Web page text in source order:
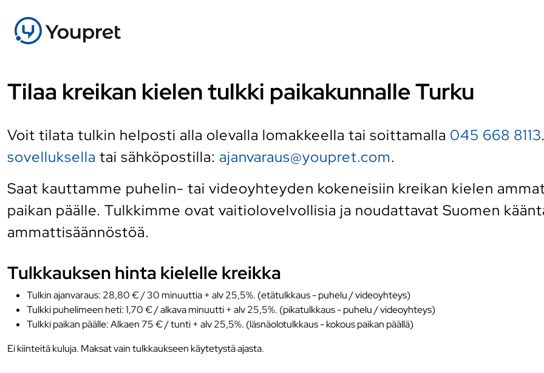
Tilaa kreikan kielen tulkki paikakunnalle Turku
Voit tilata tulkin helposti alla olevalla lomakkeella tai soittamalla 045 668 8113
sovelluksella tai sähköpostilla: ajanvaraus@youpret.com.
Saat kauttamme puhelin- tai videoyhteyden kokeneisiin kreikan kielen
paikan päälle. Tulkkimme ovat vaitiolovelvollisia ja noudattavat Suomen
ammattisäännöstöä.
Tulkkauksen hinta kielelle kreikka
Tulkin ajanvaraus: 28,80 € / 30 minuuttia + alv 25,5%. (etätulkkaus - puhelu / videoyhteys)
Tulkki puhelimeen heti: 1,70 € / alkava minuutti + alv 25,5%. (pikatulkkaus - puhelu / videoyhteys)
Tulkki paikan päälle: Alkaen 75 € / tunti + alv 25,5%. (läsnäolotulkkaus - kokous paikan päällä)
Ei kiinteitä kuluja. Maksat vain tulkkaukseen käytetystä ajasta.